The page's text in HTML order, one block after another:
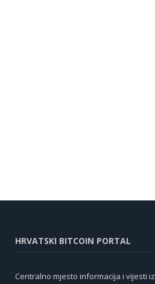
HRVATSKI BITCOIN PORTAL
Centralno mjesto informacija i vijesti